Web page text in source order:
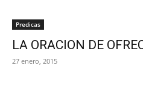
Predicas
LA ORACION DE
27 enero, 2015